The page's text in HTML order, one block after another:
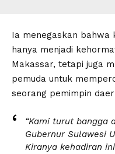
Ia menegaskan bahwa
hanya menjadi
Makassar, tetapi juga
pemuda untuk
seorang pemimpin
“Kami turut bangga
Gubernur Sulawesi
Kiranya kehadiran